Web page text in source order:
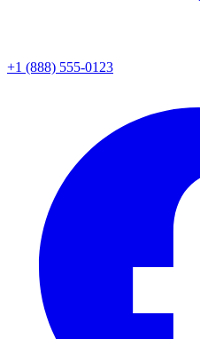
+1 (888) 555-0123